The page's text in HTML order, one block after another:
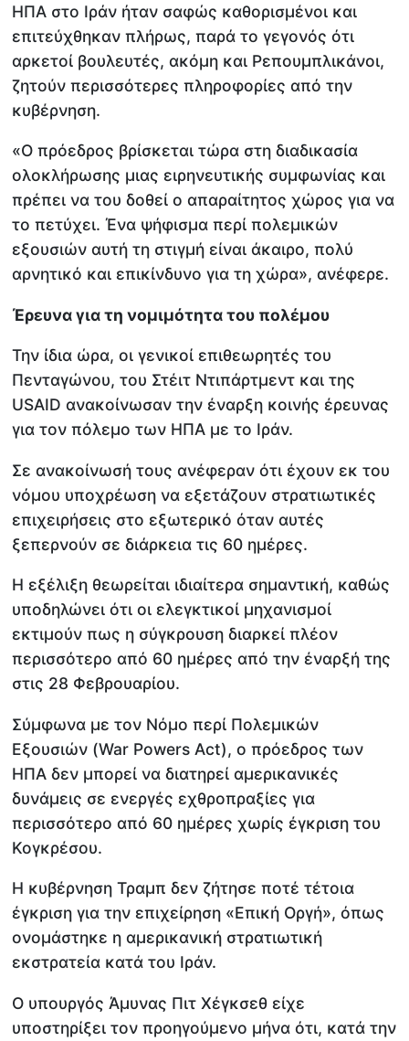
ΗΠΑ στο Ιράν ήταν σαφώς καθορισμένοι και
επιτεύχθηκαν πλήρως, παρά το γεγονός ότι
αρκετοί βουλευτές, ακόμη και Ρεπουμπλικάνοι,
ζητούν περισσότερες πληροφορίες από την
κυβέρνηση.
«Ο πρόεδρος βρίσκεται τώρα στη διαδικασία
ολοκλήρωσης μιας ειρηνευτικής συμφωνίας και
πρέπει να του δοθεί ο απαραίτητος χώρος για να
το πετύχει. Ένα ψήφισμα περί πολεμικών
εξουσιών αυτή τη στιγμή είναι άκαιρο, πολύ
αρνητικό και επικίνδυνο για τη χώρα», ανέφερε.
Έρευνα για τη νομιμότητα του πολέμου
Την ίδια ώρα, οι γενικοί επιθεωρητές του
Πενταγώνου, του Στέιτ Ντιπάρτμεντ και της
USAID ανακοίνωσαν την έναρξη κοινής έρευνας
για τον πόλεμο των ΗΠΑ με το Ιράν.
Σε ανακοίνωσή τους ανέφεραν ότι έχουν εκ του
νόμου υποχρέωση να εξετάζουν στρατιωτικές
επιχειρήσεις στο εξωτερικό όταν αυτές
ξεπερνούν σε διάρκεια τις 60 ημέρες.
Η εξέλιξη θεωρείται ιδιαίτερα σημαντική, καθώς
υποδηλώνει ότι οι ελεγκτικοί μηχανισμοί
εκτιμούν πως η σύγκρουση διαρκεί πλέον
περισσότερο από 60 ημέρες από την έναρξή της
στις 28 Φεβρουαρίου.
Σύμφωνα με τον Νόμο περί Πολεμικών
Εξουσιών (War Powers Act), ο πρόεδρος των
ΗΠΑ δεν μπορεί να διατηρεί αμερικανικές
δυνάμεις σε ενεργές εχθροπραξίες για
περισσότερο από 60 ημέρες χωρίς έγκριση του
Κογκρέσου.
Η κυβέρνηση Τραμπ δεν ζήτησε ποτέ τέτοια
έγκριση για την επιχείρηση «Επική Οργή», όπως
ονομάστηκε η αμερικανική στρατιωτική
εκστρατεία κατά του Ιράν.
Ο υπουργός Άμυνας Πιτ Χέγκσεθ είχε
υποστηρίξει τον προηγούμενο μήνα ότι, κατά την